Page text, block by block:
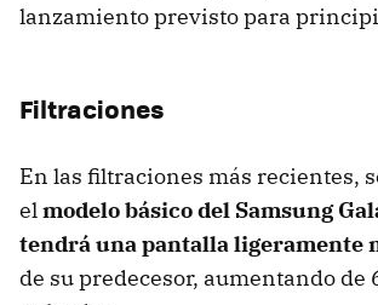
lanzamiento previsto para
Filtraciones
En las filtraciones más recientes,
elmodelo básico del Samsung
tendrá una pantalla ligeramente
de su predecesor, aumentando de